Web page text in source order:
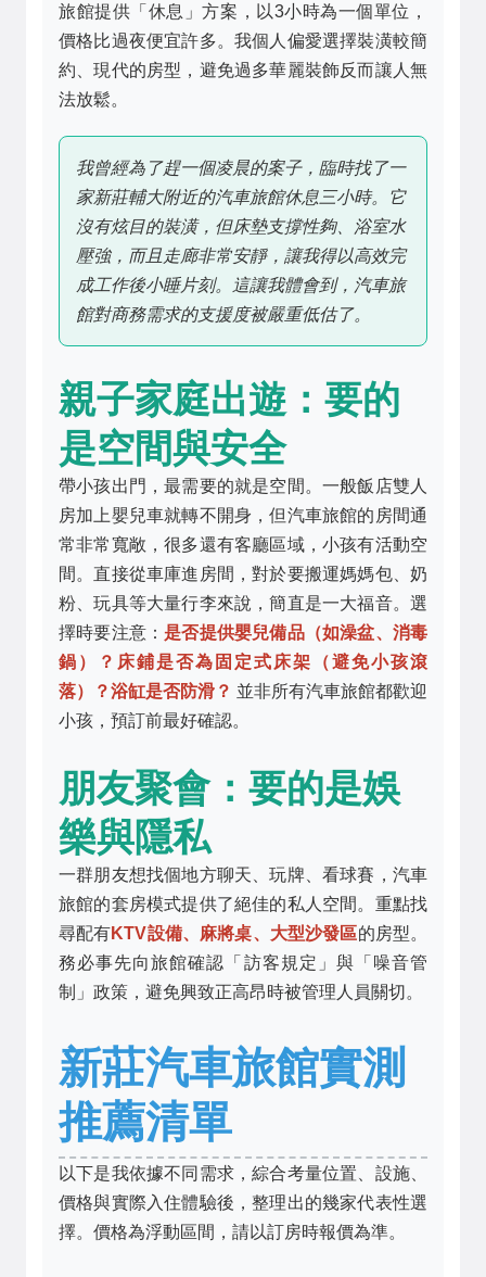
旅館提供「休息」方案，以3小時為一個單位，
價格比過夜便宜許多。我個人偏愛選擇裝潢較簡
約、現代的房型，避免過多華麗裝飾反而讓人無
法放鬆。
我曾經為了趕一個凌晨的案子，臨時找了一
家新莊輔大附近的汽車旅館休息三小時。它
沒有炫目的裝潢，但床墊支撐性夠、浴室水
壓強，而且走廊非常安靜，讓我得以高效完
成工作後小睡片刻。這讓我體會到，汽車旅
館對商務需求的支援度被嚴重低估了。
親子家庭出遊：要的
是空間與安全
帶小孩出門，最需要的就是空間。一般飯店雙人
房加上嬰兒車就轉不開身，但汽車旅館的房間通
常非常寬敞，很多還有客廳區域，小孩有活動空
間。直接從車庫進房間，對於要搬運媽媽包、奶
粉、玩具等大量行李來說，簡直是一大福音。選
擇時要注意：是否提供嬰兒備品（如澡盆、消毒
鍋）？床鋪是否為固定式床架（避免小孩滾
落）？浴缸是否防滑？ 並非所有汽車旅館都歡迎
小孩，預訂前最好確認。
朋友聚會：要的是娛
樂與隱私
一群朋友想找個地方聊天、玩牌、看球賽，汽車
旅館的套房模式提供了絕佳的私人空間。重點找
尋配有KTV設備、麻將桌、大型沙發區的房型。
務必事先向旅館確認「訪客規定」與「噪音管
制」政策，避免興致正高昂時被管理人員關切。
新莊汽車旅館實測
推薦清單
以下是我依據不同需求，綜合考量位置、設施、
價格與實際入住體驗後，整理出的幾家代表性選
擇。價格為浮動區間，請以訂房時報價為準。